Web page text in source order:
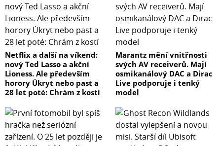
Netflix a další na víkend:
nový Ted Lasso a akční
Lioness. Ale především
horory Úkryt nebo past a
28 let poté: Chrám z kostí
Marantz mění vnitřnosti
svých AV receiverů. Mají
osmikanálový DAC a Dirac
Live podporuje i tenký
model